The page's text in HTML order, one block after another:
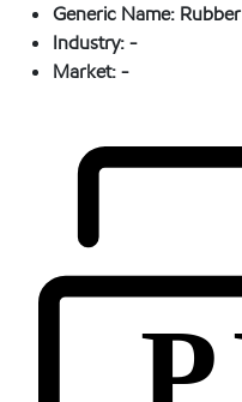
Generic Name: Rubber
Industry:-
Market:-